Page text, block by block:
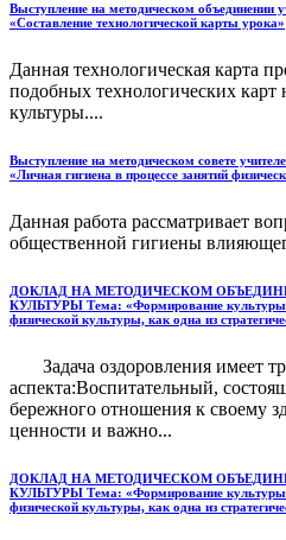
Выступление на методическом объединении
«Составление технологической карты урока»
Данная технологическая карта
подобных технологических карт
культуры....
Выступление на методическом совете
«Личная гигиена в процессе занятий
Данная работа рассматривает
общественной гигиены
ДОКЛАД НА МЕТОДИЧЕСКОМ
КУЛЬТУРЫ Тема: «Формирование культуры
физической культуры, как одна из
Задача оздоровления имеет
аспекта:Воспитательный,
бережного отношения к своему
ценности и важно...
ДОКЛАД НА МЕТОДИЧЕСКОМ
КУЛЬТУРЫ Тема: «Формирование культуры
физической культуры, как одна из